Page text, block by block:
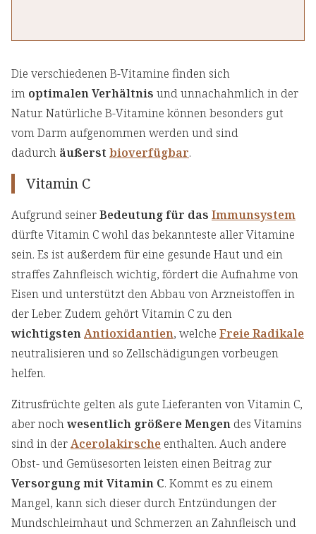
Die verschiedenen B-Vitamine finden sich
im optimalen Verhältnis und unnachahmlich in der
Natur. Natürliche B-Vitamine können besonders gut
vom Darm aufgenommen werden und sind
dadurch äußerst bioverfügbar.
Vitamin C
Aufgrund seinerBedeutung für das Immunsystem
dürfte Vitamin C wohl das bekannteste aller Vitamine
sein. Es ist außerdem für eine gesunde Haut und ein
straffes Zahnfleisch wichtig, fördert die Aufnahme von
Eisen und unterstützt den Abbau von Arzneistoffen in
der Leber. Zudem gehört Vitamin C zu den
wichtigstenAntioxidantien, welche Freie Radikale
neutralisieren und so Zellschädigungen vorbeugen
helfen.
Zitrusfrüchte gelten als gute Lieferanten von Vitamin C,
aber nochwesentlich größere Mengen des Vitamins
sind in derAcerolakirsche enthalten. Auch andere
Obst- und Gemüsesorten leisten einen Beitrag zur
Versorgung mit Vitamin C. Kommt es zu einem
Mangel, kann sich dieser durch Entzündungen der
Mundschleimhaut und Schmerzen an Zahnfleisch und